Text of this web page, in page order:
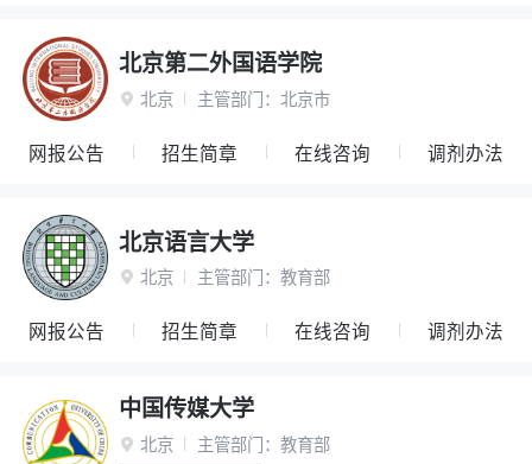
北京第二外国语学院
 北京 主管部门： 北京市
网报公告 招生简章 在线咨询 调剂办法
北京语言大学
 北京 主管部门： 教育部
网报公告 招生简章 在线咨询 调剂办法
中国传媒大学
 北京 主管部门： 教育部